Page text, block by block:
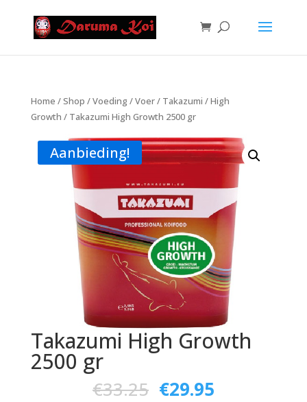
Home /Shop /Voeding /Voer/ Takazumi /High
Growth / Takazumi High Growth 2500 gr
Aanbieding!
Takazumi High Growth
2500 gr
€33.25 €29.95